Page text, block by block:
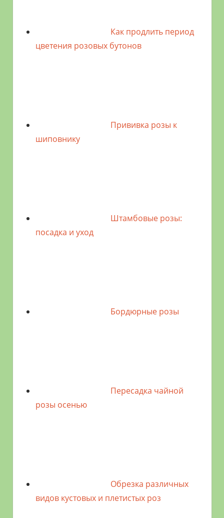
Как продлить период
цветения розовых бутонов
Прививка розы к
шиповнику
Штамбовые розы:
посадка и уход
Бордюрные розы
Пересадка чайной
розы осенью
Обрезка различных
видов кустовых и плетистых роз